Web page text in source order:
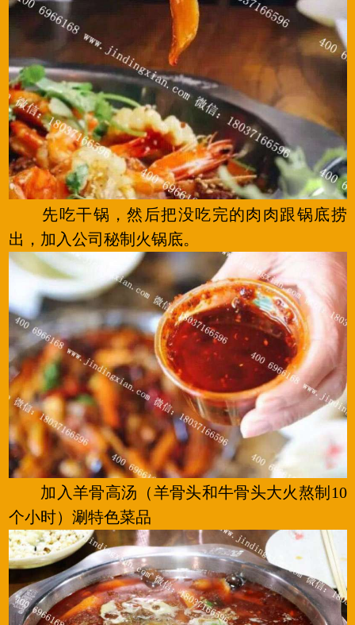
先吃干锅，然后把没吃完的肉肉跟锅底捞
出，加入公司秘制火锅底。
加入羊骨高汤（羊骨头和牛骨头大火熬制10
个小时）涮特色菜品